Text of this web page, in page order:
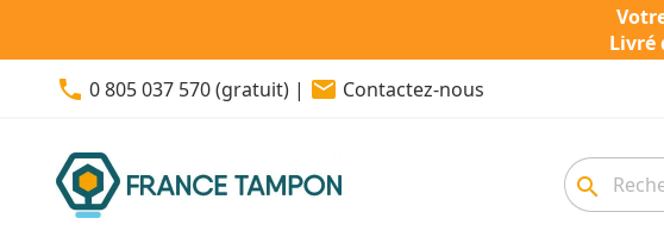
Livré
phone 0 805 037 570 (gratuit) | email Contactez-nous
search